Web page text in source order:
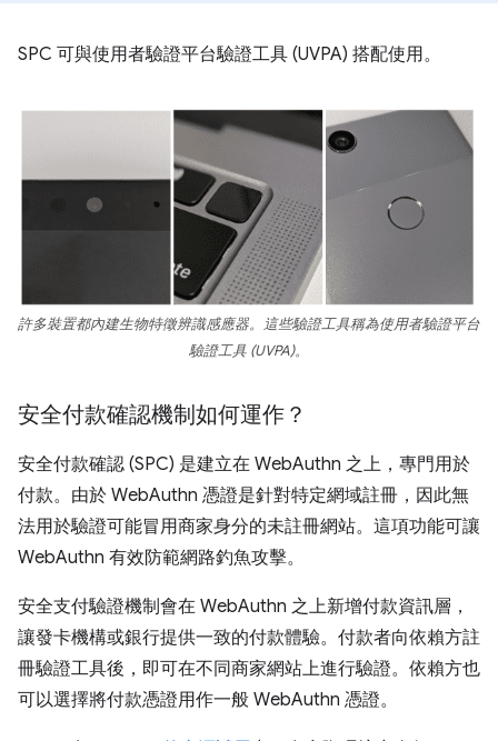
SPC 可與使用者驗證平台驗證工具 (UVPA) 搭配使用。
許多裝置都內建生物特徵辨識感應器。這些驗證工具稱為使用者驗證平台
驗證工具 (UVPA)。
安全付款確認機制如何運作？
安全付款確認 (SPC) 是建立在 WebAuthn 之上，專門用於
付款。由於 WebAuthn 憑證是針對特定網域註冊，因此無
法用於驗證可能冒用商家身分的未註冊網站。這項功能可讓
WebAuthn 有效防範網路釣魚攻擊。
安全支付驗證機制會在 WebAuthn 之上新增付款資訊層，
讓發卡機構或銀行提供一致的付款體驗。付款者向依賴方註
冊驗證工具後，即可在不同商家網站上進行驗證。依賴方也
可以選擇將付款憑證用作一般 WebAuthn 憑證。